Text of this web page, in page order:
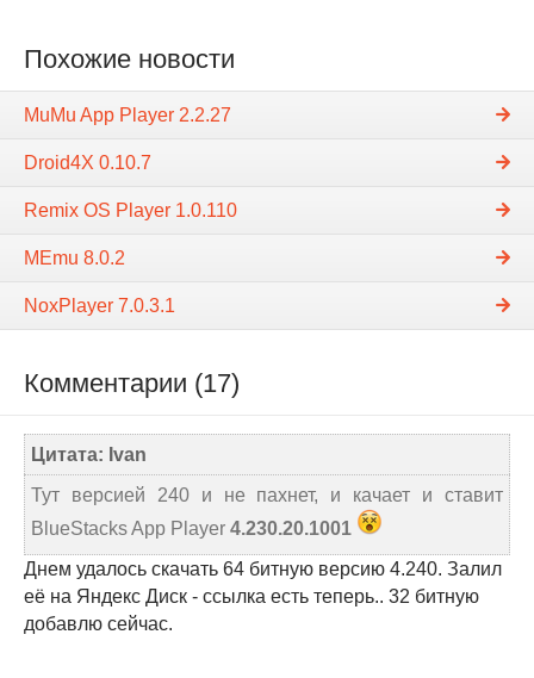
Похожие новости
MuMu App Player 2.2.27
Droid4X 0.10.7
Remix OS Player 1.0.110
MEmu 8.0.2
NoxPlayer 7.0.3.1
Комментарии (17)
Цитата: Ivan
Тут версией 240 и не пахнет, и качает и ставит
BlueStacks App Player 4.230.20.1001
Днем удалось скачать 64 битную версию 4.240. Залил
её на Яндекс Диск - ссылка есть теперь.. 32 битную
добавлю сейчас.